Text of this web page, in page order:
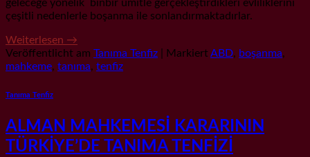
geleceğe yönelik binbir ümitle gerçekleştirdikleri evliliklerini
çeşitli nedenlerle boşanma ile sonlandırmaktadırlar.
Weiterlesen →
Veröffentlicht am Tanıma Tenfiz MarkiertABD, boşanma,
mahkeme, tanıma, tenfiz
Tanıma Tenfiz
ALMAN MAHKEMESİ KARARININ
TÜRKİYE’DE TANIMA TENFİZİ